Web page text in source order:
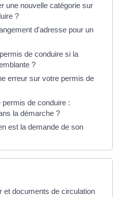
une nouvelle catégorie sur
?
d'adresse pour un
de conduire si la
?
erreur sur votre permis de
permis de conduire :
la démarche ?
est la demande de son
et documents de circulation